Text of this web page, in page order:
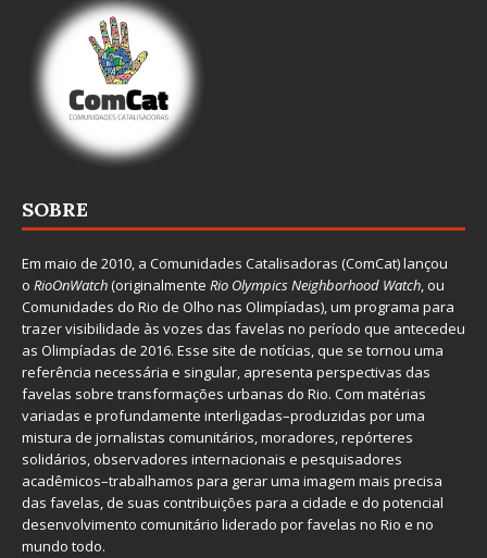
SOBRE
Em maio de 2010, a Comunidades Catalisadoras (ComCat) lançou
o RioOnWatch(originalmente Rio Olympics Neighborhood Watch, ou
Comunidades do Rio de Olho nas Olimpíadas), um programa para
trazer visibilidade às vozes das favelas no período que antecedeu
as Olimpíadas de 2016. Esse site de notícias, que se tornou uma
referência necessária e singular, apresenta perspectivas das
favelas sobre transformações urbanas do Rio. Com matérias
variadas e profundamente interligadas–produzidas por uma
mistura de jornalistas comunitários, moradores, repórteres
solidários, observadores internacionais e pesquisadores
acadêmicos–trabalhamos para gerar uma imagem mais precisa
das favelas, de suas contribuições para a cidade e do potencial
desenvolvimento comunitário liderado por favelas no Rio e no
mundo todo.